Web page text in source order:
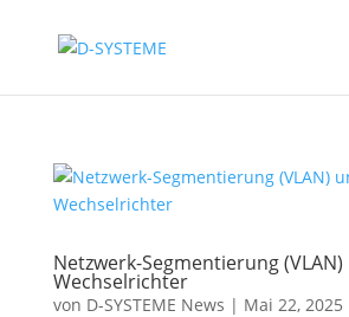
Netzwerk-Segmentierung
Wechselrichter
von D-SYSTEME News | Mai 22, 2025